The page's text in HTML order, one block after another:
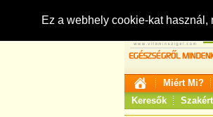
Ez a webhely cookie-kat
Miért Mi?
Keresők